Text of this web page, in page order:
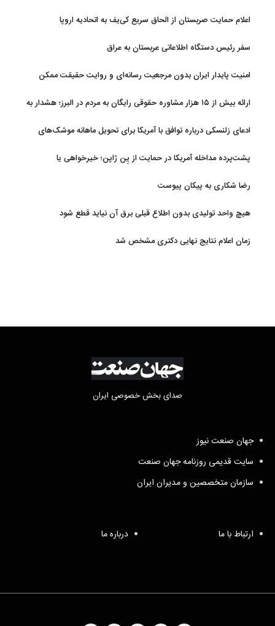
اعلام حمایت صربستان از الحاق سریع کی‌یف به اتحادیه اروپا
سفر رئیس دستگاه اطلاعاتی عربستان به عراق
امنیت پایدار ایران بدون مرجعیت رسانه‌ای و روایت حقیقت ممکن
ارائه بیش از ۱۵ هزار مشاوره حقوقی رایگان به مردم در البرز؛ هشدار به
ادعای زلنسکی درباره توافق با آمریکا برای تحویل ماهانه موشک‌های
پشت‌پرده مداخله آمریکا در حمایت از یِن ژاپن؛ خیرخواهی یا
رضا شکاری به پیکان پیوست
هیچ واحد تولیدی بدون اطلاع قبلی برق آن نیاید قطع شود
زمان اعلام نتایج نهایی دکتری مشخص شد
صدای بخش خصوصی ایران
جهان صنعت نیوز
سایت قدیمی روزنامه جهان صنعت
سازمان متخصصین و مدیران ایران
ارتباط با ما درباره ما